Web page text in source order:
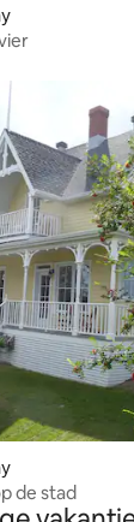
de stad